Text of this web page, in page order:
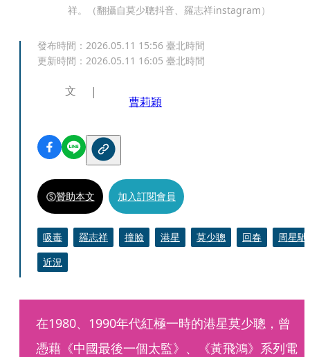
祥。（翻攝自莫少聰抖音、羅志祥instagram）
發布時間： 2026.05.11 15:56 臺北時間
更新時間： 2026.05.11 16:05 臺北時間
文
曹莉穎
贊助本文 加入訂閱會員
吸毒 羅志祥 撞臉 港星 莫少聰 回春
周星馳
近況
在1980、1990年代紅極一時的港星莫少聰，曾
憑藉《中國最後一個太監》、《黃飛鴻》系列電